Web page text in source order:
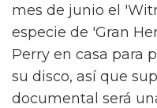
mes de junio el
especie de 'Gran
Perry en casa para
su disco, así que
documental será